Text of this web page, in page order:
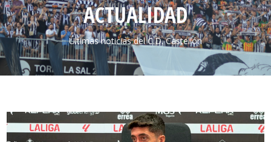
ACTUALIDAD
Últimas noticias del C.D. Castellón